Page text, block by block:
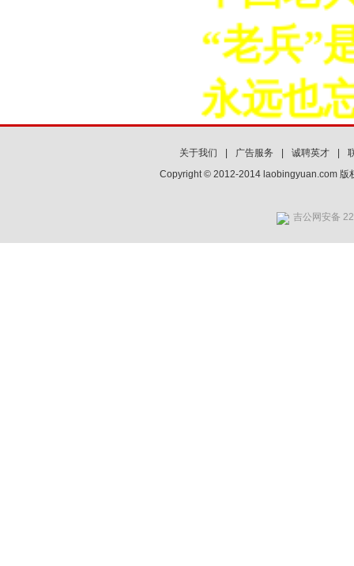
“老兵”
永远也
关于我们 广告服务 诚聘英才
Copyright © 2012-2014 laobingyuan.com 版
吉公网安备